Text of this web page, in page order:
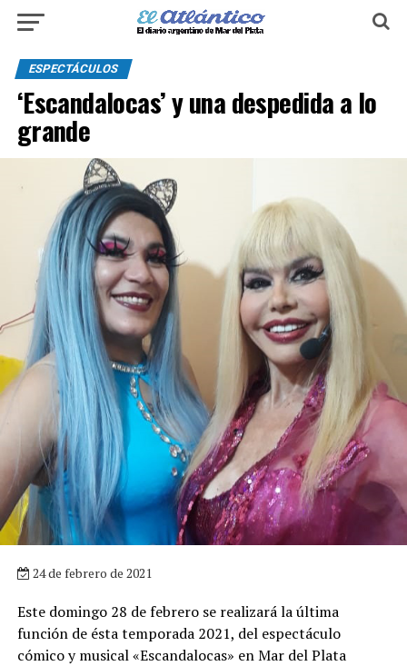
ESPECTÁCULOS
‘Escandalocas’ y una despedida a lo
grande
24 de febrero de 2021
Este domingo 28 de febrero se realizará la última
función de ésta temporada 2021, del espectáculo
cómico y musical «Escandalocas» en Mar del Plata